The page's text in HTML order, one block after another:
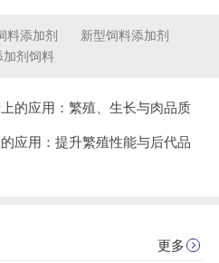
料添加剂
新型饲料添加剂
加剂饲料
的应用：繁殖、生长与肉品质
应用：提升繁殖性能与后代品
更多